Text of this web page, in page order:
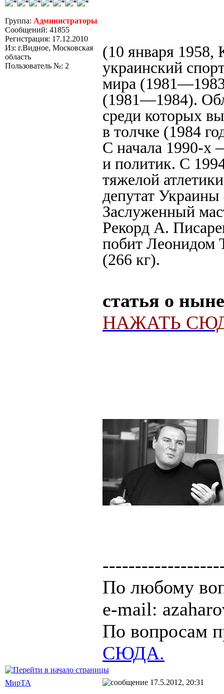
Группа: Администраторы
Сообщений: 41855
Регистрация: 17.12.2010
Из: г.Видное, Московская
область
Пользователь №: 2
(10 января
украинский
мира
(1981—1984).
среди которых
в толчке (1984
С начала 1990-х
и политик. С
тяжелой
депутат
Заслуженный
Рекорд А.
побит Леонидом
(266 кг).
статья о
НАЖАТЬ
По любому
e-mail:
По вопросам
СЮДА.
МирТА 17.5.2012, 20:31